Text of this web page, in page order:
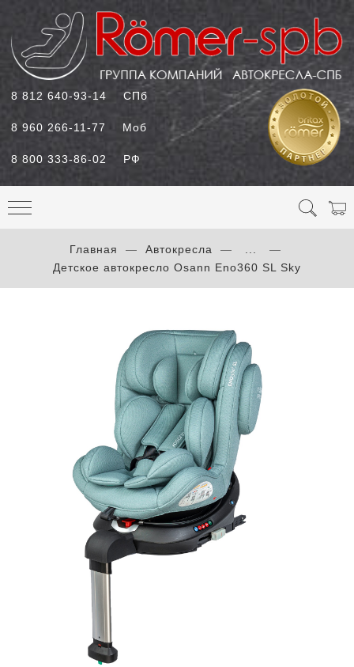
8 812 640-93-14 СПб
8 960 266-11-77 Моб
8 800 333-86-02 РФ
Главная Автокресла
Детское автокресло Osann Eno360 SL Sky